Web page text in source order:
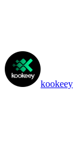
kookeey